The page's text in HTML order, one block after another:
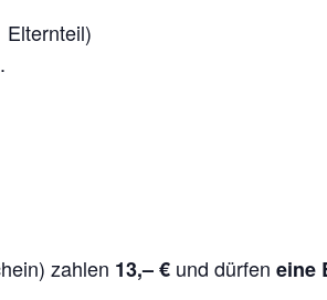
Elternteil)
zahlen 13,– € und dürfen eine